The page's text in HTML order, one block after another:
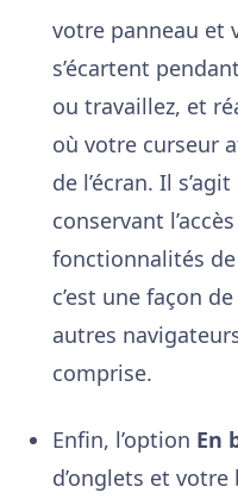
votre panneau et
s’écartent
ou travaillez, et
où votre curseur
de l’écran. Il
conservant
fonctionnalités
c’est une façon
autres
comprise.
Enfin, l’option En
d’onglets et votre